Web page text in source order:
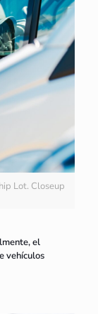
Lot. Closeup
el
vehículos